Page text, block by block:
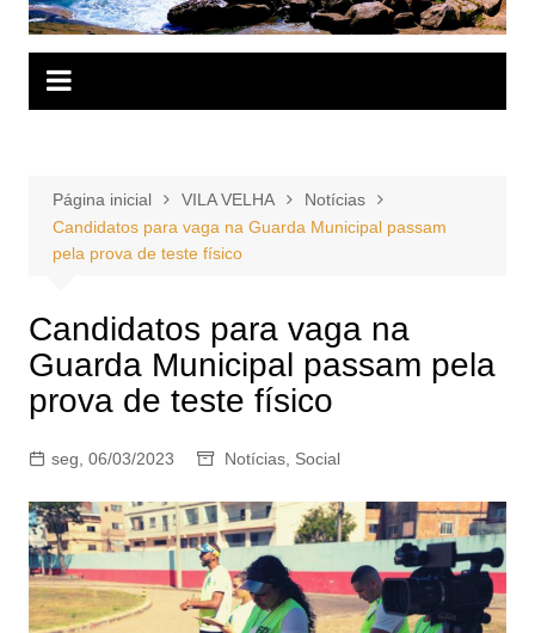
Página inicial VILA VELHA
Notícias
Candidatos para vaga na Guarda Municipal passam
pela prova de teste físico
Candidatos para vaga na
Guarda Municipal passam pela
prova de teste físico
seg, 06/03/2023 Notícias, Social